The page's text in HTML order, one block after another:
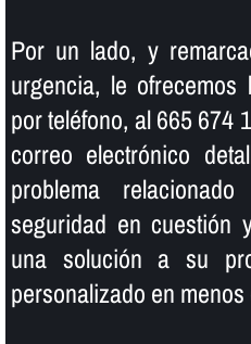
Por un lado, y
urgencia, le
por teléfono, al 665 674
correo electrónico
problema
seguridad en cuestión
una solución a su
personalizado en